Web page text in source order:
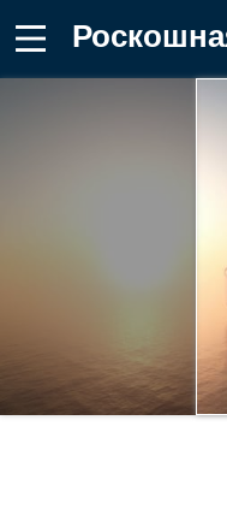
Роскошная яхта, ОАЭ,